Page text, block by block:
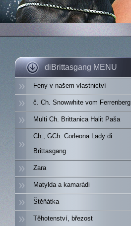
diBrittasgang MENU
Feny v našem vlastnictví
č. Ch. Snowwhite vom Ferrenberg
Multi Ch. Brittanica Halit Paša
Ch., GCh. Corleona Lady di
Brittasgang
Zara
Matylda a kamarádi
Štěňátka
Těhotenství, březost